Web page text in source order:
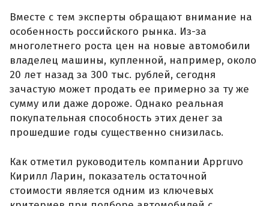
Вместе с тем эксперты обращают внимание на
особенность российского рынка. Из-за
многолетнего роста цен на новые автомобили
владелец машины, купленной, например, около
20 лет назад за 300 тыс. рублей, сегодня
зачастую может продать ее примерно за ту же
сумму или даже дороже. Однако реальная
покупательная способность этих денег за
прошедшие годы существенно снизилась.
Как отметил руководитель компании Appruvo
Кирилл Ларин, показатель остаточной
стоимости является одним из ключевых